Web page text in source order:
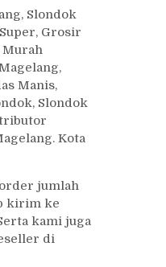
Slondok
Grosir
Murah
Manis,
Slondok
Kota
jumlah
kirim ke
kami juga
di